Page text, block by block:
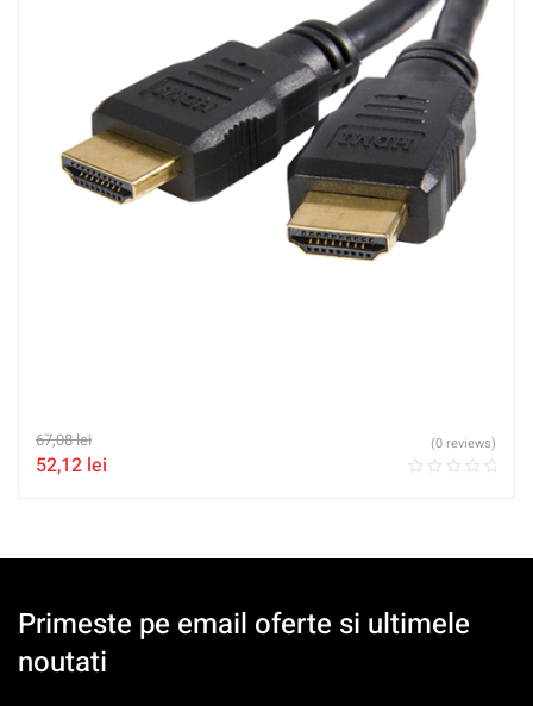
67,08lei
52,12 lei
(0 reviews)
Primeste pe email oferte si ultimele
noutati